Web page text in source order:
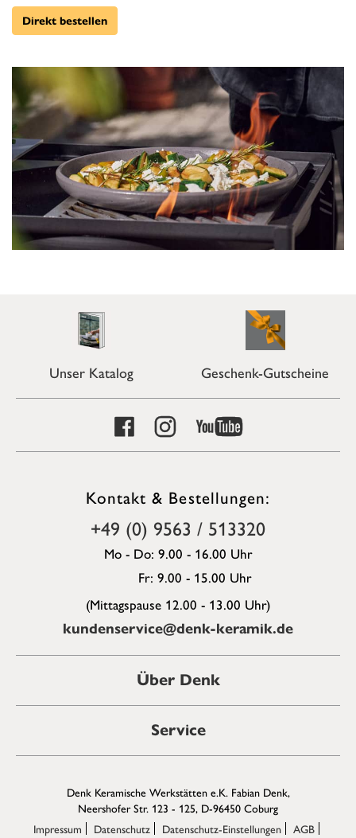
Direkt bestellen
Unser Katalog Geschenk-Gutscheine
Kontakt & Bestellungen:
+49 (0) 9563 / 513320
Mo - Do: 9.00 - 16.00 Uhr
Fr: 9.00 - 15.00 Uhr
(Mittagspause 12.00 - 13.00 Uhr)
kundenservice@denk-keramik.de
Über Denk
Service
Denk Keramische Werkstätten e.K. Fabian Denk,
Neershofer Str. 123 - 125, D-96450 Coburg
Impressum
Datenschutz Datenschutz-Einstellungen
AGB